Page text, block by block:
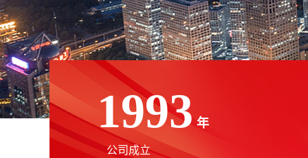
1993 年
公司成立